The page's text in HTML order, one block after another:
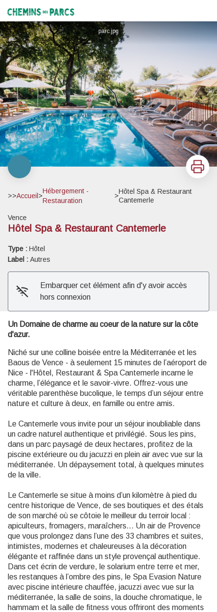
Chemins des Parcs
parc.jpg
Imprimer
>>Accueil >
Hébergement -
Restauration
>
Hôtel Spa & Restaurant
Cantemerle
Vence
Hôtel Spa & Restaurant Cantemerle
Type : Hôtel
Label : Autres
Embarquer cet élément afin d'y avoir accès
hors connexion
Un Domaine de charme au coeur de la nature sur la côte
d'azur.
Niché sur une colline boisée entre la Méditerranée et les
Baous de Vence - à seulement 15 minutes de l’aéroport de
Nice - l'Hôtel, Restaurant & Spa Cantemerle incarne le
charme, l’élégance et le savoir-vivre. Offrez-vous une
véritable parenthèse bucolique, le temps d’un séjour entre
nature et culture à deux, en famille ou entre amis.
Le Cantemerle vous invite pour un séjour inoubliable dans
un cadre naturel authentique et privilégié. Sous les pins,
dans un parc paysagé de deux hectares, profitez de la
piscine extérieure ou du jacuzzi en plein air avec vue sur la
méditerranée. Un dépaysement total, à quelques minutes
de la ville.
Le Cantemerle se situe à moins d’un kilomètre à pied du
centre historique de Vence, de ses boutiques et des étals
de son marché où se côtoie le meilleur du terroir local :
apiculteurs, fromagers, maraîchers… Un air de Provence
que vous prolongez dans l’une des 33 chambres et suites,
intimistes, modernes et chaleureuses à la décoration
élégante et raffinée dans un style provençal authentique.
Dans cet écrin de verdure, le solarium entre terre et mer,
les restanques à l’ombre des pins, le Spa Evasion Nature
avec piscine intérieure chauffée, jacuzzi avec vue sur la
méditerranée, la salle de soins, la douche chromatique, le
hammam et la salle de fitness vous offriront des moments